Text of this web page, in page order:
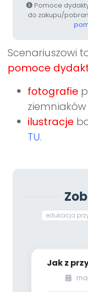
Pomoce
do zakupu/
Scenariuszowi
pomoce
fotografie
ziemniaków
ilustracje
TU.
edukacja
Jak z
jej